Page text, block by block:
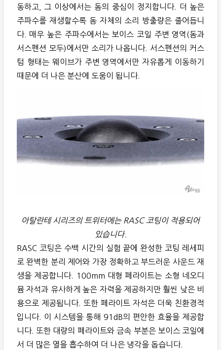
동하고, 그 이상에서는 돔의 중심이 정지합니다. 더 높은
주파수를 재생할수록 돔 자체의 소리 방출량은 줄어듭니
다. 매우 높은 주파수에서는 보이스 코일 주변 영역(돔과
서스펜션 모두)에서만 소리가 나옵니다. 서스펜션의 커스
텀 형태는 웨이브가 주변 영역에서만 자유롭게 이동하기
때문에 더 나은 분산에 도움이 됩니다.
아탈란테 시리즈의 트위터에는 RASC 코팅이 적용되어
있습니다.
RASC 코팅은 수백 시간의 실험 끝에 완성한 코팅 레세피
로 완벽한 분리 제어와 가장 정확하고 부드러운 사운드 재
생을 제공합니다. 100mm 대형 페라이트는 소형 네오디
뮴 자석과 유사하게 높은 자력을 제공하지만 훨씬 낮은 비
용으로 제공됩니다. 또한 페라이트 자석은 더욱 친환경적
입니다. 이 시스템을 통해 91dB의 편안한 효율을 제공합
니다. 또한 대량의 페라이트와 금속 부분은 보이스 코일에
서 더 많은 열을 흡수하여 더 나은 냉각을 돕습니다.